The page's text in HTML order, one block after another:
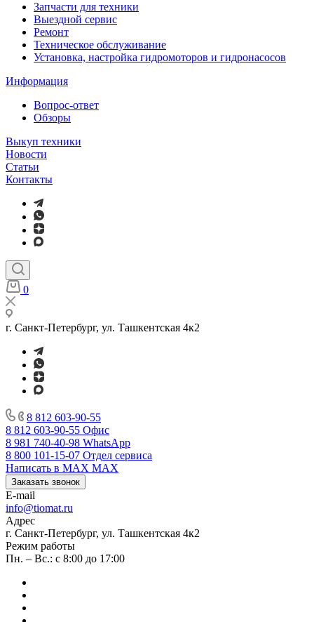
Запчасти для техники
Выездной сервис
Ремонт
Техническое обслуживание
Установка, настройка гидромоторов и гидронасосов
Информация
Вопрос-ответ
Обзоры
Выкуп техники
Новости
Статьи
Контакты
0
г. Санкт-Петербург, ул. Ташкентская 4к2
8 812 603-90-55
8 812 603-90-55 Офис
8 981 740-40-98 WhatsApp
8 800 101-15-07 Отдел сервиса
Написать в MAX MAX
Заказать звонок
E-mail
info@tiomat.ru
Адрес
г. Санкт-Петербург, ул. Ташкентская 4к2
Режим работы
Пн. – Вс.: с 8:00 до 17:00